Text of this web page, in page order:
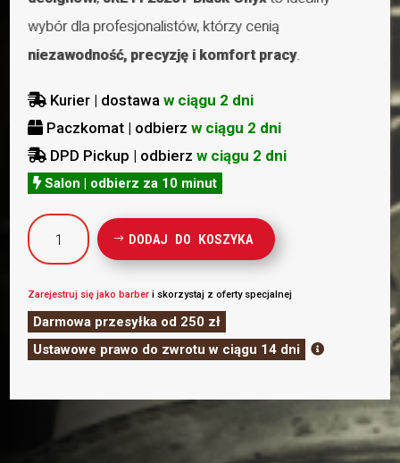
wybór dla profesjonalistów, którzy cenią
niezawodność, precyzję i komfort pracy.
 Kurier | dostawaw ciągu 2 dni
 Paczkomat | odbierzw ciągu 2 dni
 DPD Pickup | odbierzw ciągu 2 dni
Salon | odbierz za 10 minut
ilość
Fresh
2020TBW
Onyx
biały
DODAJ DO KOSZYKA
Zarejestruj się jako barber i skorzystaj z oferty specjalnej
Darmowa przesyłka od 250 zł
Ustawowe prawo do zwrotu w ciągu 14 dni
